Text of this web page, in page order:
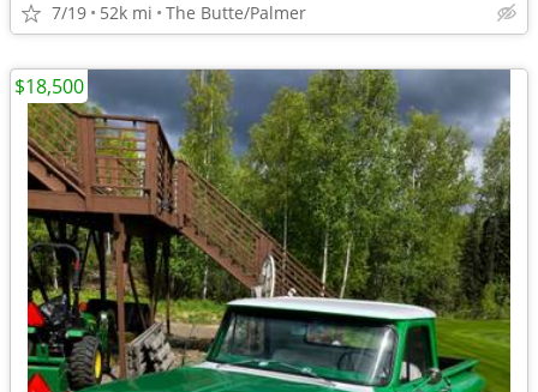
7/19 52k mi The Butte/Palmer
$18,500